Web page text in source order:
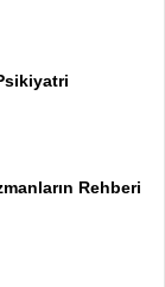
Rehberi